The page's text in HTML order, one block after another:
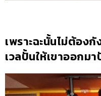
เพราะฉะนั้นไม่ต้องกั
เวลปั้นให้เขาออกม